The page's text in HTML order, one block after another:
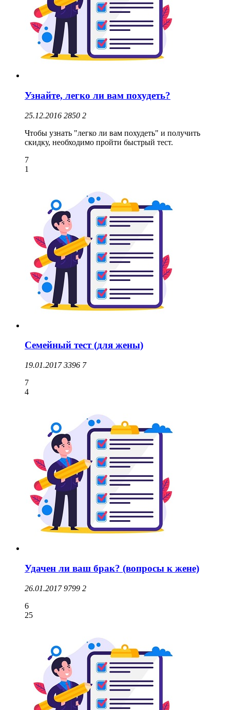
Узнайте, легко ли вам похудеть?
25.12.2016 2850 2
Чтобы узнать "легко ли вам похудеть" и получить
скидку, необходимо пройти быстрый тест.
7
1
Семейный тест (для жены)
19.01.2017 3396 7
7
4
Удачен ли ваш брак? (вопросы к жене)
26.01.2017 9799 2
6
25